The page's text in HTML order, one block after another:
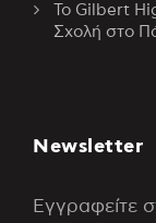
Το Gilbert
Σχολή στο
Newsletter
Εγγραφείτε